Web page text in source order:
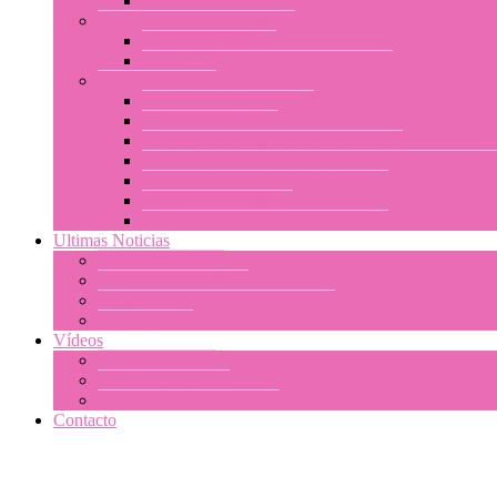
Ultimas Noticias
Vídeos
Contacto